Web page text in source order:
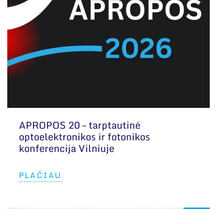
APROPOS 20 – tarptautinė
optoelektronikos ir fotonikos
konferencija Vilniuje
PLAČIAU